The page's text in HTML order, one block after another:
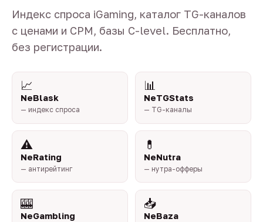
Индекс спроса iGaming, каталог TG-каналов
с ценами и CPM, базы C-level. Бесплатно,
без регистрации.
📈
NeBlask
— индекс спроса
📊
NeTGStats
— TG-каналы
⚠️
NeRating
— антирейтинг
💊
NeNutra
— нутра-офферы
🎰
NeGambling
📥
NeBaza